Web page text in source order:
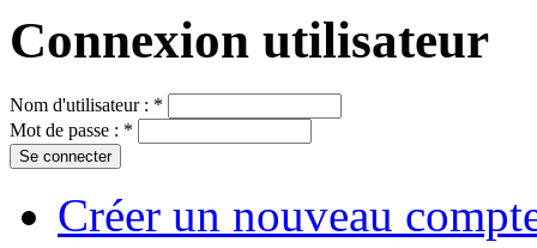
Connexion utilisateur
Nom d'utilisateur : *
Mot de passe : *
Créer un nouveau